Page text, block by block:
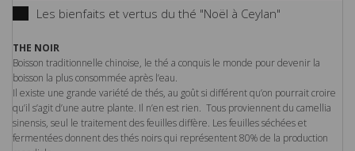
Les bienfaits et vertus du thé "Noël à Ceylan"
THE NOIR
Boisson traditionnelle chinoise, le thé a conquis le monde pour devenir la
boisson la plus consommée après l’eau.
Il existe une grande variété de thés, au goût si différent qu’on pourrait croire
qu’il s’agit d’une autre plante. Il n’en est rien. Tous proviennent du camellia
sinensis, seul le traitement des feuilles diffère. Les feuilles séchées et
fermentées donnent des thés noirs qui représentent 80% de la production